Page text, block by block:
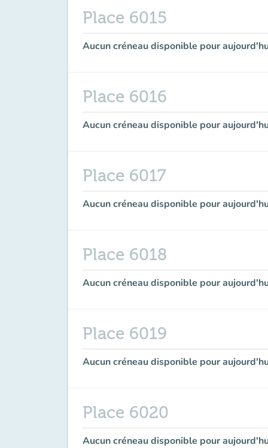
Place 6015
Aucun créneau disponible pour
Place 6016
Aucun créneau disponible pour
Place 6017
Aucun créneau disponible pour
Place 6018
Aucun créneau disponible pour
Place 6019
Aucun créneau disponible pour
Place 6020
Aucun créneau disponible pour